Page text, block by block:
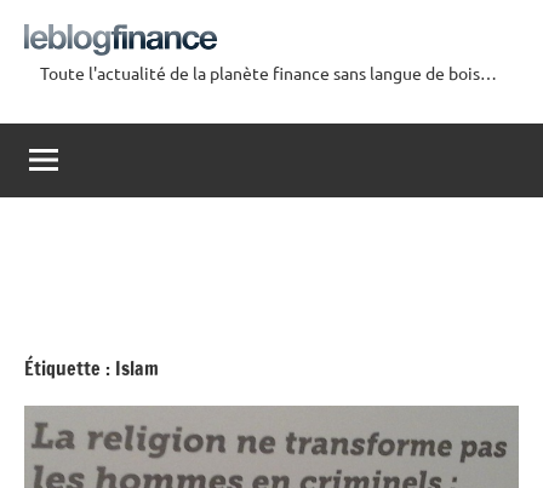
contenu
Blog
Finance
Toute l'actualité de la planète finance sans langue de bois…
Étiquette : Islam